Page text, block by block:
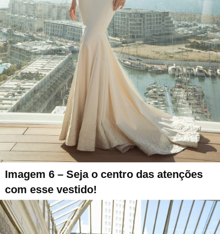
Imagem 6 – Seja o centro das atenções
com esse vestido!